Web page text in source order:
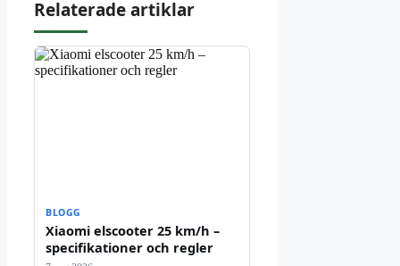
Relaterade artiklar
BLOGG
Xiaomi elscooter 25 km/h –
specifikationer och regler